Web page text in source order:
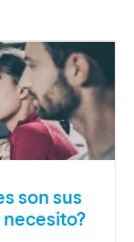
son sus